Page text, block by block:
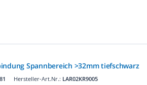
Spannbereich >32mm tiefschwarz
Hersteller-Art.Nr.: LAR02KR9005